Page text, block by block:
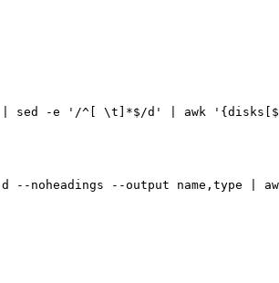
d' | awk